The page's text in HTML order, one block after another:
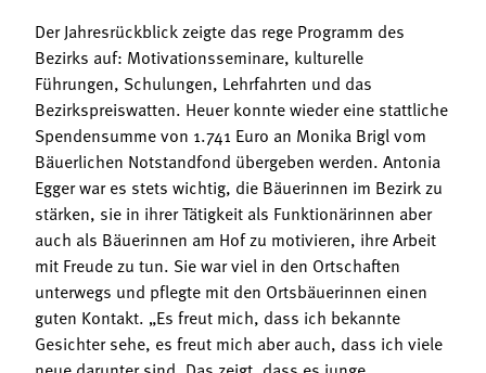
Der Jahresrückblick zeigte das rege Programm des
Bezirks auf: Motivationsseminare, kulturelle
Führungen, Schulungen, Lehrfahrten und das
Bezirkspreiswatten. Heuer konnte wieder eine stattliche
Spendensumme von 1.741 Euro an Monika Brigl vom
Bäuerlichen Notstandfond übergeben werden. Antonia
Egger war es stets wichtig, die Bäuerinnen im Bezirk zu
stärken, sie in ihrer Tätigkeit als Funktionärinnen aber
auch als Bäuerinnen am Hof zu motivieren, ihre Arbeit
mit Freude zu tun. Sie war viel in den Ortschaften
unterwegs und pflegte mit den Ortsbäuerinnen einen
guten Kontakt. „Es freut mich, dass ich bekannte
Gesichter sehe, es freut mich aber auch, dass ich viele
neue darunter sind. Das zeigt, dass es junge,